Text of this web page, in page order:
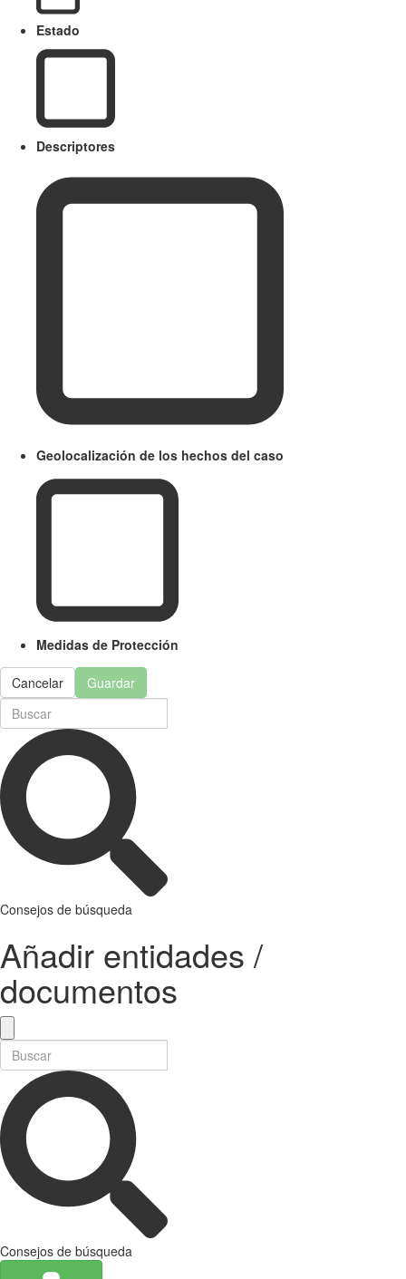
Estado
Descriptores
Geolocalización de los hechos del caso
Medidas de Protección
Cancelar Guardar
Consejos de búsqueda
Añadir entidades /
documentos
Consejos de búsqueda